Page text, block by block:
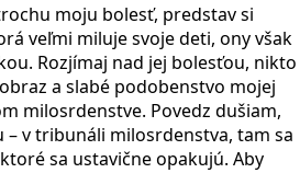
moju bolesť, predstav si
veľmi miluje svoje deti, ony však
Rozjímaj nad jej bolesťou, nikto
a slabé podobenstvo mojej
milosrdenstve. Povedz dušiam,
v tribunáli milosrdenstva, tam sa
sa ustavične opakujú. Aby